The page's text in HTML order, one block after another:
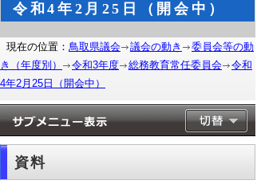
令和4年2月25日（開会中）
現在の位置： 鳥取県議会 議会の動き
委員会等の動
き（年度別）
令和3年度 総務教育常任委員会
令和
4年2月25日（開会中）
資料